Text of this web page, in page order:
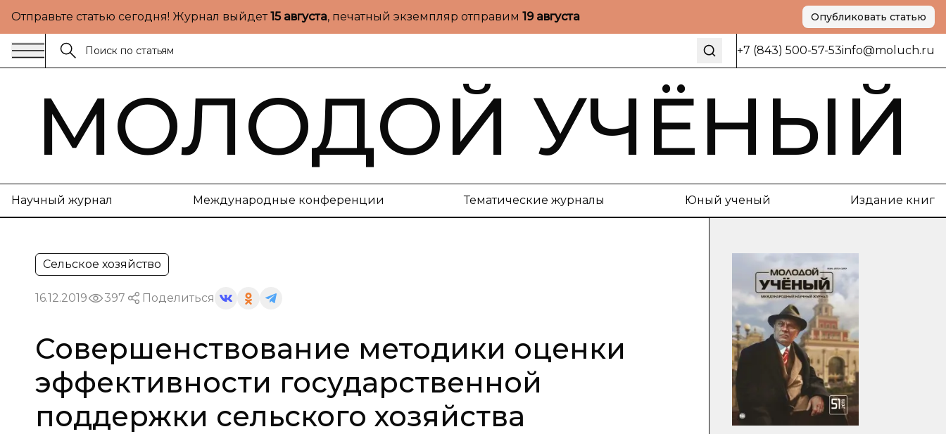
Отправьте статью сегодня! Журнал выйдет15 августа, печатный экземпляр отправим 19 августа Опубликовать статью
+7 (843) 500-57-53info@moluch.ru
МОЛОДОЙ УЧЁНЫЙ
Научный журнал Международные конференции Тематические журналы Юный ученый Издание книг
Сельское хозяйство
16.12.2019 397 Поделиться
Совершенствование методики оценки
эффективности государственной
поддержки сельского хозяйства